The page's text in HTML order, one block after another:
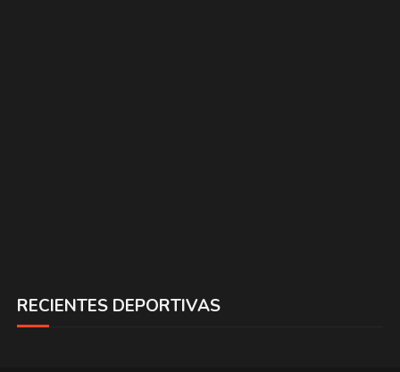
RECIENTES DEPORTIVAS